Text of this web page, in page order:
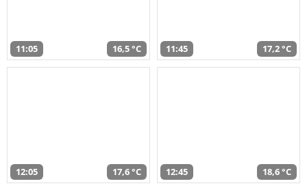
11:05 16,5 °C 11:45 17,2 °C
12:05 17,6 °C 12:45 18,6 °C